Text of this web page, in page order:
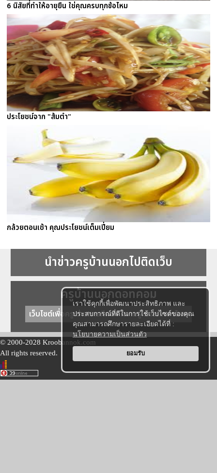
เราใช้คุกกี้เพื่อพัฒนาประสิทธิภาพ และ
ประสบการณ์ที่ดีในการใช้เว็บไซต์ของคุณ
คุณสามารถศึกษารายละเอียดได้ที่ :
นโยบายความเป็นส่วนตัว
ยอมรับ
6 นิสัยที่ทำให้อายุยืน ใช่คุณครบทุกข้อไหม
ประโยชน์จาก "ส้มตำ"
กล้วยตอนเช้า คุณประโยชน์เต็มเปี่ยม
นำข่าวครูบ้านนอกไปติดเว็บ
ครูบ้านนอกดอทคอม
เว็บไซต์เพื่อครู ข่าวการศึกษา ความรู้ การศึกษาไทย
© 2000-2028 Kroobannok.com
All rights reserved.